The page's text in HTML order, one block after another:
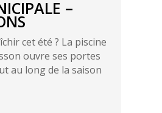
–
cet été ? La piscine
ouvre ses portes
au long de la saison